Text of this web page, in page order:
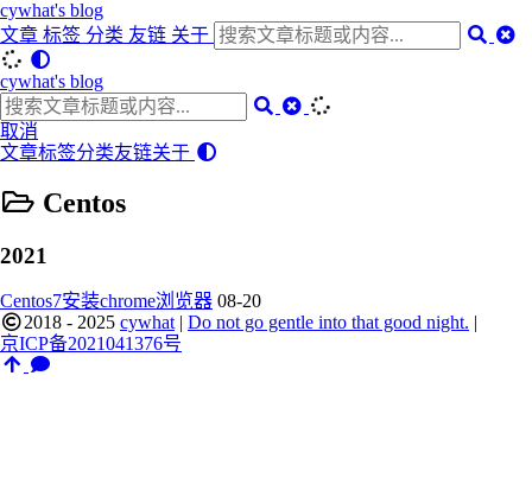
cywhat's blog
文章 标签 分类 友链 关于
cywhat's blog
取消
文章标签分类友链关于
Centos
2021
Centos7安装chrome浏览器 08-20
2018 - 2025 cywhat | Do not go gentle into that good night. |
京ICP备2021041376号